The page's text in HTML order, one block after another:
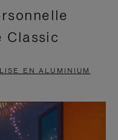
Classic
EN ALUMINIUM